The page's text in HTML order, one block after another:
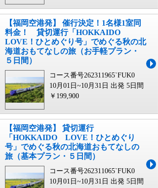
【福岡空港発】 催行決定！1名様1室同
料金！ 貸切運行「HOKKAIDO
LOVE！ひとめぐり号」でめぐる秋の北
海道おもてなしの旅（お手軽プラン・
５日間）
コース番号262311965`FUK0
10月01日~10月31日 出発 5日間
￥199,900
【福岡空港発】 貸切運行
「HOKKAIDO LOVE！ひとめぐり
号」でめぐる秋の北海道おもてなしの
旅（基本プラン・５日間）
コース番号262311065`FUK0
10月01日~10月31日 出発 5日間